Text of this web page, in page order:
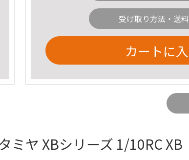
受け取り方法・送
カートに
ヤ XBシリーズ 1/10RC XB